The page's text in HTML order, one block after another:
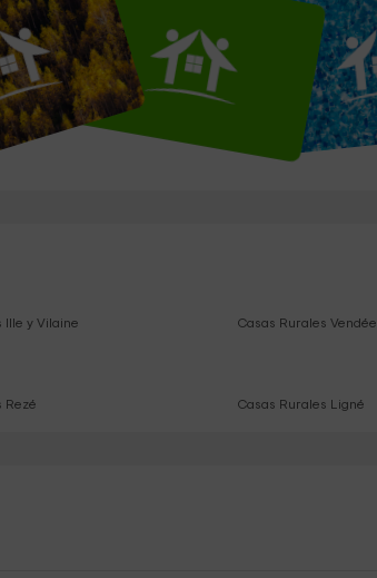
Ille y Vilaine Casas Rurales Vendée
Rezé Casas Rurales Ligné